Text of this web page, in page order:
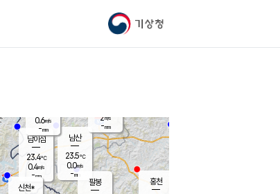
기상청
남이섬
23.4℃
0.4m/s
-mm
남산
23.5℃
0.0m/s
-mm
팔봉
0.6m/s
-mm
신천*
홍천
2m/s
-mm